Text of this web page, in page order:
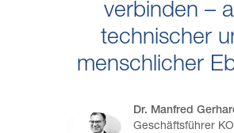
verbinden –
technischer
menschlicher
Dr. Manfred
Geschäftsführer